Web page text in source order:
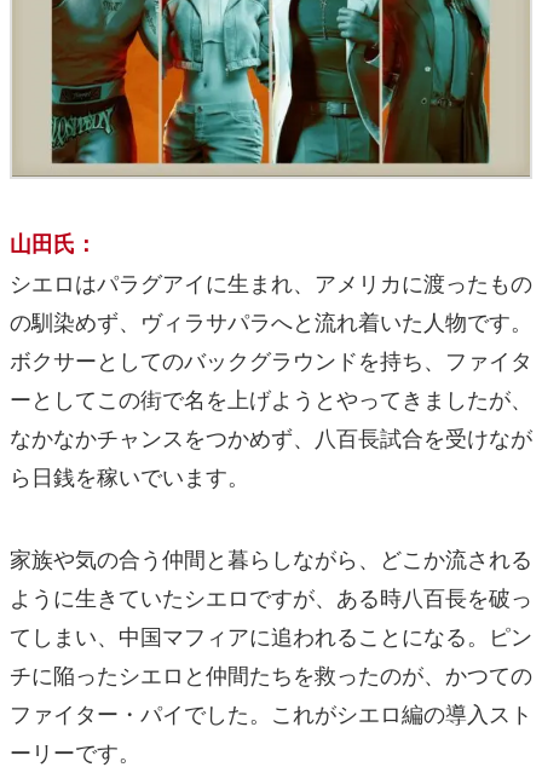
山田氏：
シエロはパラグアイに生まれ、アメリカに渡ったもの
の馴染めず、ヴィラサパラへと流れ着いた人物です。
ボクサーとしてのバックグラウンドを持ち、ファイタ
ーとしてこの街で名を上げようとやってきましたが、
なかなかチャンスをつかめず、八百長試合を受けなが
ら日銭を稼いでいます。
家族や気の合う仲間と暮らしながら、どこか流される
ように生きていたシエロですが、ある時八百長を破っ
てしまい、中国マフィアに追われることになる。ピン
チに陥ったシエロと仲間たちを救ったのが、かつての
ファイター・パイでした。これがシエロ編の導入スト
ーリーです。